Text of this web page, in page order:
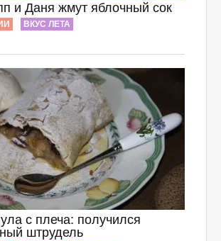
и Даня жмут яблочный сок
ВКУС ЛЕТА
с плеча: получился
штрудель